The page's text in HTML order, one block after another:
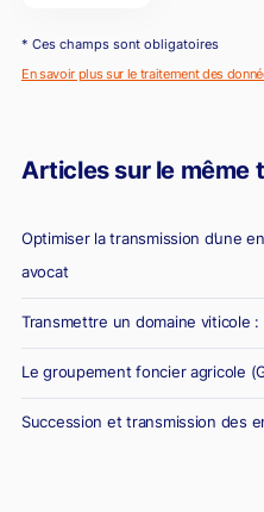
* Ces champs sont obligatoires
En savoir plus sur le traitement des
Articles sur le même
Optimiser la transmission d’une
avocat
Transmettre un domaine viticole
Le groupement foncier agricole
Succession et transmission des